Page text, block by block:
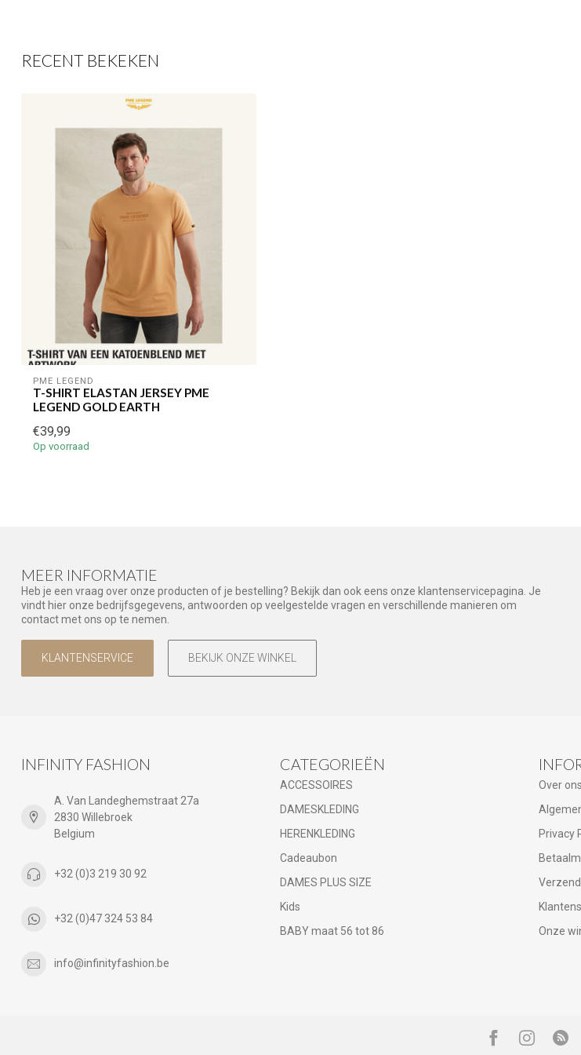
RECENT BEKEKEN
PME LEGEND
T-SHIRT ELASTAN JERSEY PME
LEGEND GOLD EARTH
€39,99
Op voorraad
MEER INFORMATIE
Heb je een vraag over onze producten of je bestelling? Bekijk dan ook eens onze klantenservicepagina. Je
vindt hier onze bedrijfsgegevens, antwoorden op veelgestelde vragen en verschillende manieren om
contact met ons op te nemen.
KLANTENSERVICE BEKIJK ONZE WINKEL
INFINITY FASHION
A. Van Landeghemstraat 27a
2830 Willebroek
Belgium
+32 (0)3 219 30 92
+32 (0)47 324 53 84
info@infinityfashion.be
CATEGORIEËN
ACCESSOIRES
DAMESKLEDING
HERENKLEDING
Cadeaubon
DAMES PLUS SIZE
Kids
BABY maat 56 tot 86
Over ons
Privacy
Onze